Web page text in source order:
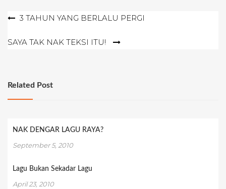
Post3 TAHUN YANG BERLALU PERGI
SAYA TAK NAK TEKSI ITU!
Related Post
NAK DENGAR LAGU RAYA?
September 5, 2010
Lagu Bukan Sekadar Lagu
April 23, 2010